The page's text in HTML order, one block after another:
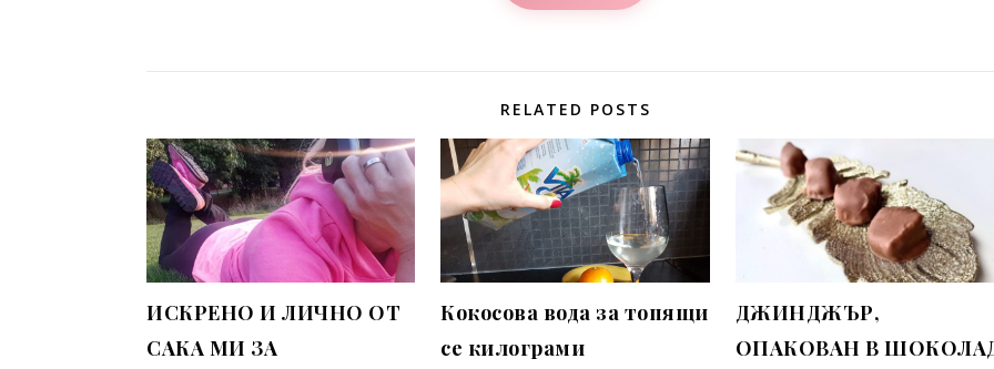
RELATED POSTS
ИСКРЕНО И ЛИЧНО ОТ
САКА МИ ЗА
Кокосова вода за топящи
се килограми
ДЖИНДЖЪР,
ОПАКОВАН В